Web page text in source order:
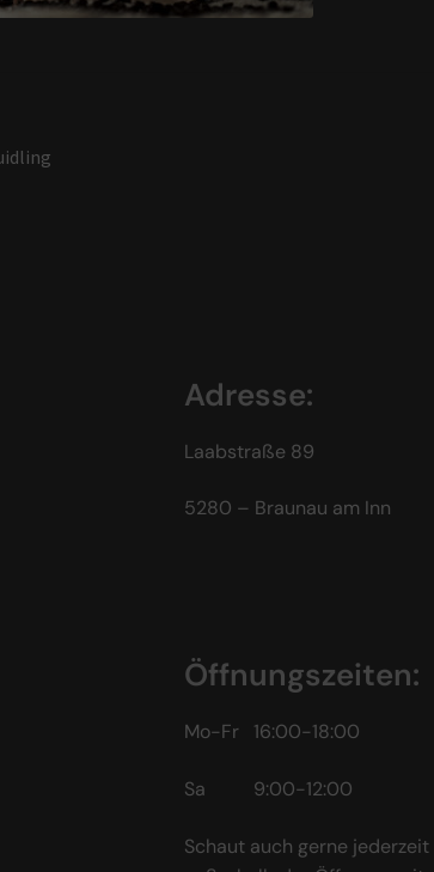
Adresse:
Laabstraße 89
5280 – Braunau am Inn
Öffnungszeiten:
Mo-Fr 16:00-18:00
Sa 9:00-12:00
Schaut auch gerne jederzeit